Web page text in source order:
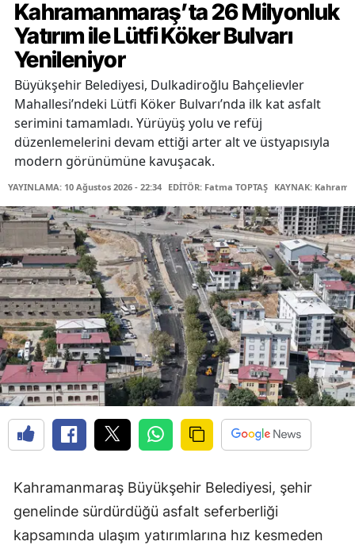
Kahramanmaraş’ta 26 Milyonluk
Yatırım ile Lütfi Köker Bulvarı
Yenileniyor
Büyükşehir Belediyesi, Dulkadiroğlu Bahçelievler
Mahallesi’ndeki Lütfi Köker Bulvarı’nda ilk kat asfalt
serimini tamamladı. Yürüyüş yolu ve refüj
düzenlemelerini devam ettiği arter alt ve üstyapısıyla
modern görünümüne kavuşacak.
YAYINLAMA: 10 Ağustos 2026 - 22:34 EDİTÖR: Fatma TOPTAŞ KAYNAK:
Kahramanmaraş Büyükşehir Belediyesi, şehir
genelinde sürdürdüğü asfalt seferberliği
kapsamında ulaşım yatırımlarına hız kesmeden